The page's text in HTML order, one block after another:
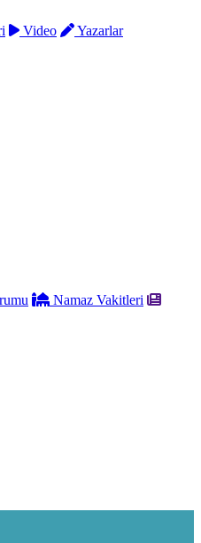
Video
Yazarlar
Namaz Vakitleri